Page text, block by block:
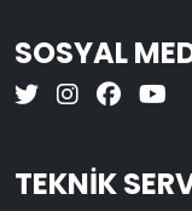
SOSYAL
TEKNİK